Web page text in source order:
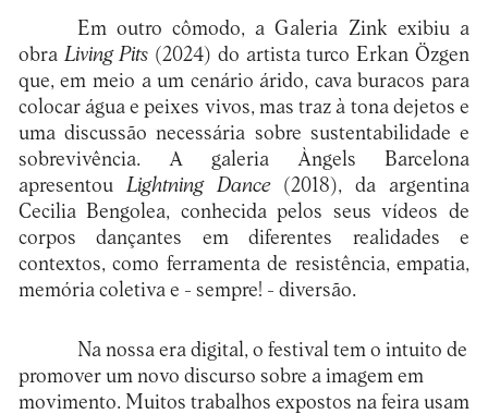
Em outro cômodo, a Galeria Zink exibiu a
obra Living Pits (2024) do artista turco Erkan Özgen
que, em meio a um cenário árido, cava buracos para
colocar água e peixes vivos, mas traz à tona dejetos e
uma discussão necessária sobre sustentabilidade e
sobrevivência. A galeria Àngels Barcelona
apresentou Lightning Dance(2018), da argentina
Cecilia Bengolea, conhecida pelos seus vídeos de
corpos dançantes em diferentes realidades e
contextos, como ferramenta de resistência, empatia,
memória coletiva e - sempre! - diversão.
Na nossa era digital, o festival tem o intuito de
promover um novo discurso sobre a imagem em
movimento. Muitos trabalhos expostos na feira usam